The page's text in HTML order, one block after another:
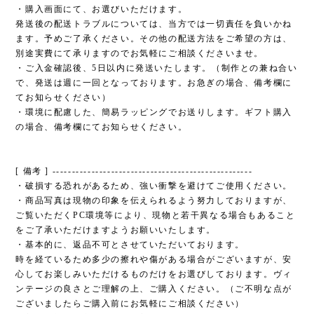
・購入画面にて、お選びいただけます。
発送後の配送トラブルについては、当方では一切責任を負いかね
ます。予めご了承ください。その他の配送方法をご希望の方は、
別途実費にて承りますのでお気軽にご相談くださいませ。
・ご入金確認後、5日以内に発送いたします。（制作との兼ね合い
で、発送は週に一回となっております。お急ぎの場合、備考欄に
てお知らせください）
・環境に配慮した、簡易ラッピングでお送りします。ギフト購入
の場合、備考欄にてお知らせください。
[ 備考 ] ---------------------------------------------------
・破損する恐れがあるため、強い衝撃を避けてご使用ください。
・商品写真は現物の印象を伝えられるよう努力しておりますが、
ご覧いただくPC環境等により、現物と若干異なる場合もあること
をご了承いただけますようお願いいたします。
・基本的に、返品不可とさせていただいております。
時を経ているため多少の擦れや傷がある場合がございますが、安
心してお楽しみいただけるものだけをお選びしております。ヴィ
ンテージの良さとご理解の上、ご購入ください。（ご不明な点が
ございましたらご購入前にお気軽にご相談ください）